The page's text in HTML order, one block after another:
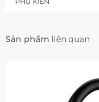
Sản phẩm liên quan